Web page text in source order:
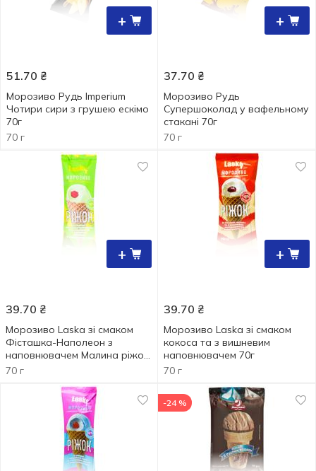
+
51.70 ₴
Морозиво Рудь Imperium
Чотири сири з грушею ескімо
70г
70 г
+
37.70 ₴
Морозиво Рудь
Супершоколад у вафельному
стакані 70г
70 г
+
39.70 ₴
Морозиво Laska зі смаком
Фісташка-Наполеон з
наповнювачем Малина ріжок
70г
70 г
+
39.70 ₴
Морозиво Laska зі смаком
кокоса та з вишневим
наповнювачем 70г
70 г
-24 %